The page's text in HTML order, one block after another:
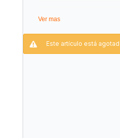
Ver mas
Este artículo está